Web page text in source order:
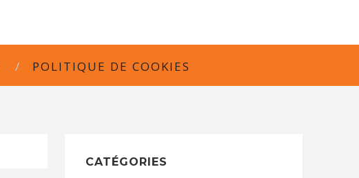
POLITIQUE DE COOKIES
CATÉGORIES